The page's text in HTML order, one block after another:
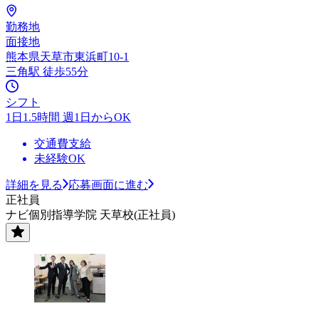
勤務地
面接地
熊本県天草市東浜町10-1
三角駅 徒歩55分
シフト
1日1.5時間 週1日からOK
交通費支給
未経験OK
詳細を見る
応募画面に進む
正社員
ナビ個別指導学院 天草校(正社員)